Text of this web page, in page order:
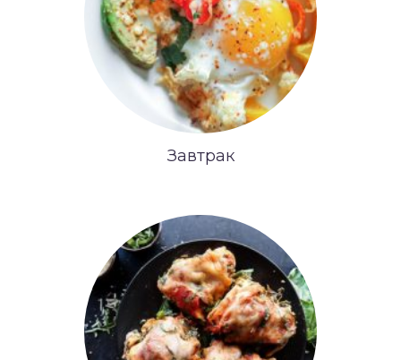
Завтрак